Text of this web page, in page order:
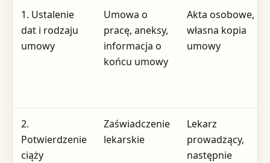
1. Ustalenie
dat i rodzaju
umowy
Umowa o
pracę, aneksy,
informacja o
końcu umowy
Akta osobowe,
własna kopia
umowy
2.
Potwierdzenie
ciąży
Zaświadczenie
lekarskie
Lekarz
prowadzący,
następnie